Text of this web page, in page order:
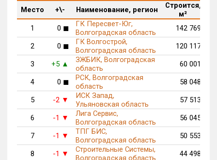
Место +\- Наименование, регион
Строится,
м²
1
0 ◼
ГК Пересвет-Юг,
Волгоградская область
142 769
2 0 ◼
ГК Волгострой,
Волгоградская область
120 117
3 +5 ▲
ЗЖБИК, Волгоградская
область
60 001
4 0 ◼
РСК, Волгоградская
область
58 048
5 -2 ▼
ИСК Запад,
Ульяновская область
57 513
6 -1 ▼
Лига Сервис,
Волгоградская область
56 045
7 -1 ▼
ТПГ БИС,
Волгоградская область
50 553
8 -1 ▼
Строительные Системы,
Волгоградская область
44 498